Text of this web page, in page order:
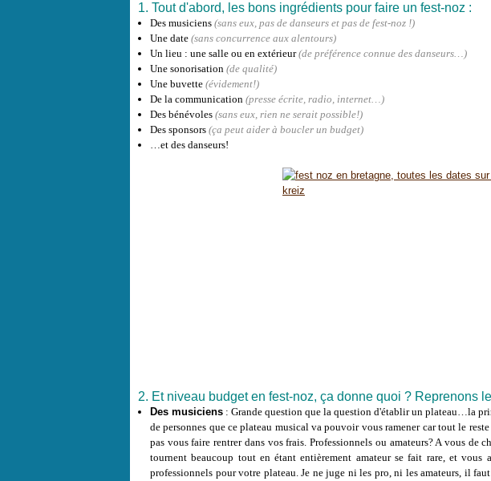
1. Tout d'abord, les bons ingrédients pour faire un fest-noz :
Des musiciens (sans eux, pas de danseurs et pas de fest-noz !)
Une date (sans concurrence aux alentours)
Un lieu : une salle ou en extérieur(de préférence connue des danseurs…)
Une sonorisation (de qualité)
Une buvette (évidement!)
De la communication (presse écrite, radio, internet…)
Des bénévoles (sans eux, rien ne serait possible!)
Des sponsors (ça peut aider à boucler un budget)
…et des danseurs!
2. Et niveau budget en fest-noz, ça donne quoi ? Reprenons
Des musiciens : Grande question que la question d'établir un plateau…la
de personnes que ce plateau musical va pouvoir vous ramener car tout le
pas vous faire rentrer dans vos frais. Professionnels ou amateurs? A vous de
tournent beaucoup tout en étant entièrement amateur se fait rare, et vous
professionnels pour votre plateau. Je ne juge ni les pro, ni les amateurs, il